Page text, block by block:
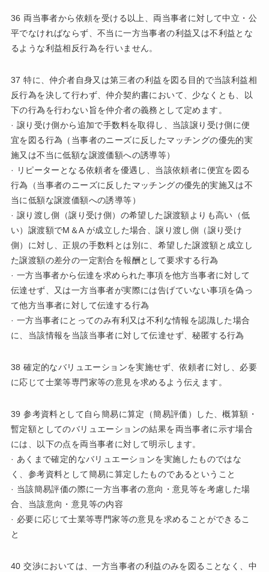
36 両当事者から依頼を受ける以上、両当事者に対して中立・公
平でなければならず、不当に一方当事者の利益又は不利益とな
るような利益相反行為を行いません。
37 特に、仲介者自身又は第三者の利益を図る目的で当該利益相
反行為を決して行わず、仲介契約書において、少なくとも、以
下の行為を行わない旨を仲介者の義務として定めます。
· 譲り受け側から追加で手数料を取得し、当該譲り受け側に便
宜を図る行為（当事者のニーズに反したマッチングの優先的実
施又は不当に低額な譲渡価額への誘導等）
· リピーターとなる依頼者を優遇し、当該依頼者に便宜を図る
行為（当事者のニーズに反したマッチングの優先的実施又は不
当に低額な譲渡価額への誘導等）
· 譲り渡し側（譲り受け側）の希望した譲渡額よりも高い（低
い）譲渡額でM＆A が成立した場合、譲り渡し側（譲り受け
側）に対し、正規の手数料とは別に、希望した譲渡額と成立し
た譲渡額の差分の一定割合を報酬として要求する行為
· 一方当事者から伝達を求められた事項を他方当事者に対して
伝達せず、又は一方当事者が実際には告げていない事項を偽っ
て他方当事者に対して伝達する行為
· 一方当事者にとってのみ有利又は不利な情報を認識した場合
に、当該情報を当該当事者に対して伝達せず、秘匿する行為
38 確定的なバリュエーションを実施せず、依頼者に対し、必要
に応じて士業等専門家等の意見を求めるよう伝えます。
39 参考資料として自ら簡易に算定（簡易評価）した、概算額・
暫定額としてのバリュエーションの結果を両当事者に示す場合
には、以下の点を両当事者に対して明示します。
· あくまで確定的なバリュエーションを実施したものではな
く、参考資料として簡易に算定したものであるということ
· 当該簡易評価の際に一方当事者の意向・意見等を考慮した場
合、当該意向・意見等の内容
· 必要に応じて士業等専門家等の意見を求めることができるこ
と
40 交渉においては、一方当事者の利益のみを図ることなく、中